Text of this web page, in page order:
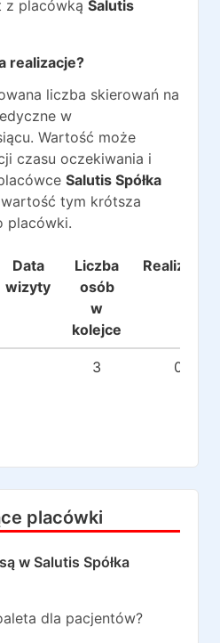
z placówką Salutis
realizacje?
liczba skierowań na
w
Wartość może
czasu oczekiwania i
Salutis Spółka
tym krótsza
placówki.
Data
wizyty
Liczba
osób
w
kolejce
Realizacje
3 0
placówki
w Salutis Spółka
dla pacjentów?